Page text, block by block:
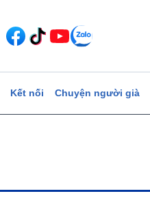
Kết nối Chuyện người già